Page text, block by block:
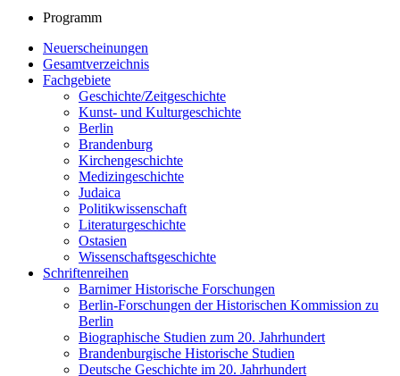
Programm
Neuerscheinungen
Gesamtverzeichnis
Fachgebiete
Geschichte/Zeitgeschichte
Kunst- und Kulturgeschichte
Berlin
Brandenburg
Kirchengeschichte
Medizingeschichte
Judaica
Politikwissenschaft
Literaturgeschichte
Ostasien
Wissenschaftsgeschichte
Schriftenreihen
Barnimer Historische Forschungen
Berlin-Forschungen der Historischen Kommission zu
Berlin
Biographische Studien zum 20. Jahrhundert
Brandenburgische Historische Studien
Deutsche Geschichte im 20. Jahrhundert